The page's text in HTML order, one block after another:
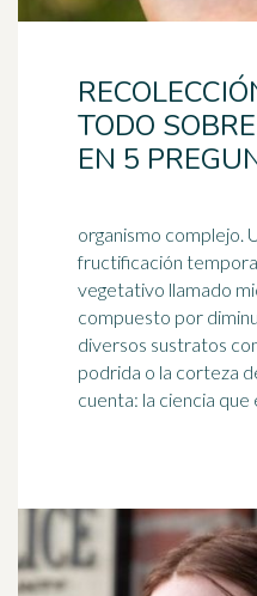
TODO
EN 5
organismo complejo.
fructificación
vegetativo llamado
compuesto por
diversos sustratos
podrida o la corteza de los
cuenta: la ciencia que